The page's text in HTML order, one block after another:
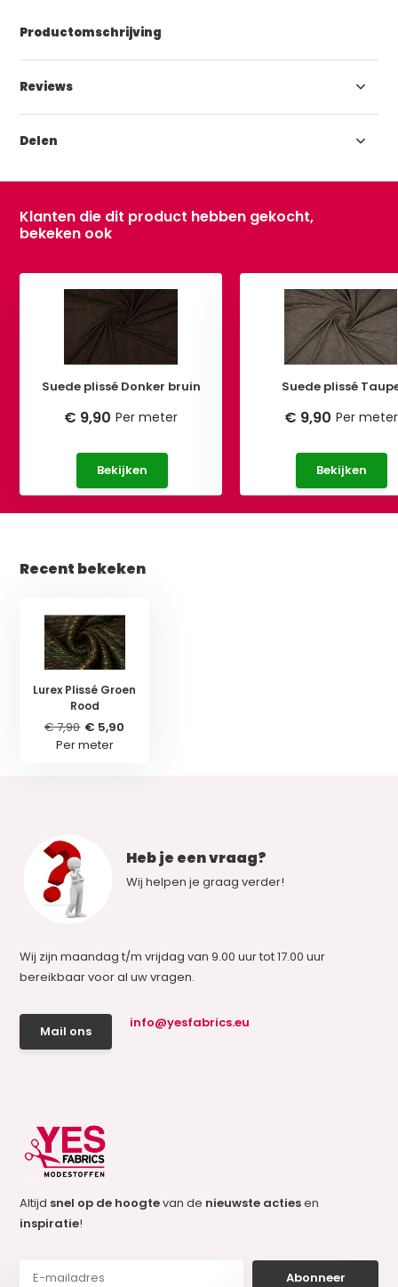
Productomschrijving
Reviews
Delen
Klanten die dit product hebben gekocht,
bekeken ook
Suede plissé Donker bruin
€ 9,90 Per meter
Bekijken
Suede plissé
€ 9,90 Per meter
Bekijken
Recent bekeken
Lurex Plissé Groen
Rood
€ 7,90 € 5,90
Per meter
Heb je een vraag?
Wij helpen je graag verder!
Wij zijn maandag t/m vrijdag van 9.00 uur tot 17.00 uur
bereikbaar voor al uw vragen.
Mail ons
info@yesfabrics.eu
Altijd snel op de hoogtevan de nieuwste actiesen
inspiratie!
Abonneer